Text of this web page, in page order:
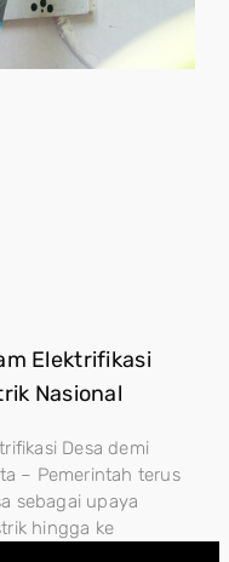
Elektrifikasi
Nasional
Desa demi
– Pemerintah terus
sebagai upaya
hingga ke